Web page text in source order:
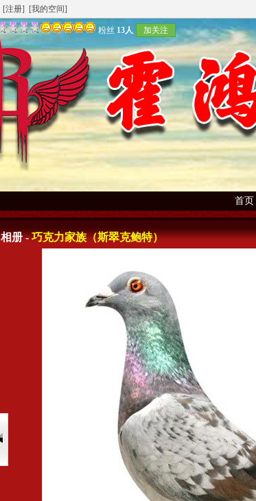
[注册] [我的空间]
粉丝 13人 加关注
首页
相册 -巧克力家族（斯翠克鲍特）